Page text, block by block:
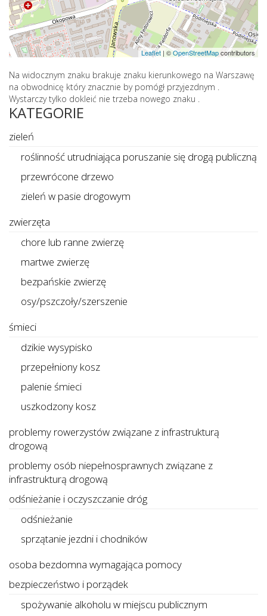
Leaflet | ©OpenStreetMapcontributors
Na widocznym znaku brakuje znaku kierunkowego na Warszawę
na obwodnicę który znacznie by pomógł przyjezdnym .
Wystarczy tylko dokleić nie trzeba nowego znaku .
KATEGORIE
zieleń
roślinność utrudniająca poruszanie się drogą publiczną
przewrócone drzewo
zieleń w pasie drogowym
zwierzęta
chore lub ranne zwierzę
martwe zwierzę
bezpańskie zwierzę
osy/pszczoły/szerszenie
śmieci
dzikie wysypisko
przepełniony kosz
palenie śmieci
uszkodzony kosz
problemy rowerzystów związane z infrastrukturą
drogową
problemy osób niepełnosprawnych związane z
infrastrukturą drogową
odśnieżanie i oczyszczanie dróg
odśnieżanie
sprzątanie jezdni i chodników
osoba bezdomna wymagająca pomocy
bezpieczeństwo i porządek
spożywanie alkoholu w miejscu publicznym